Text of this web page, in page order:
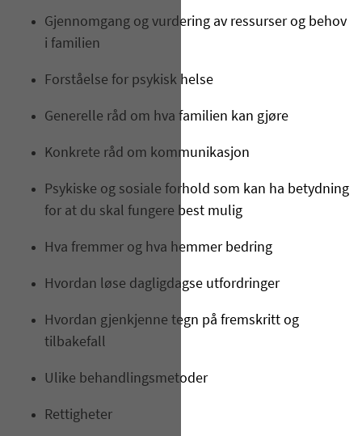
Gjennomgang og vurdering av ressurser og behov
i familien
Forståelse for psykisk helse
Generelle råd om hva familien kan gjøre
Konkrete råd om kommunikasjon
Psykiske og sosiale forhold som kan ha betydning
for at du skal fungere best mulig
Hva fremmer og hva hemmer bedring
Hvordan løse dagligdagse utfordringer
Hvordan gjenkjenne tegn på fremskritt og
tilbakefall
Ulike behandlingsmetoder
Rettigheter